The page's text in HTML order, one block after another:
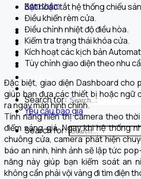
Xem thêm
Khám phá
Dự án đã triển khai
Câu chuyện thương hiệu
Tài liệu
Tin tức
Liên hệ
Search for:
Yêu cầu báo giá
Search for:
Bật hoặc tắt hệ thống chiếu
Điều khiển rèm cửa.
Điều chỉnh nhiệt độ điều hòa.
Kiểm tra trạng thái khóa cửa.
Kích hoạt các kịch bản
Tùy chỉnh giao diện theo nhu
Đặc biệt, giao diện Dashboard cho
giúp bạn đưa các thiết bị hoặc ngữ
ra ngay màn hình chính.
Tính năng hiển thị camera theo
điểm sáng giá. Ngay khi hệ thống
chuông cửa, camera phát hiện
báo an ninh, hình ảnh sẽ lập tức
năng này giúp bạn kiểm soát an
không cần phải vội vàng đi tìm điện